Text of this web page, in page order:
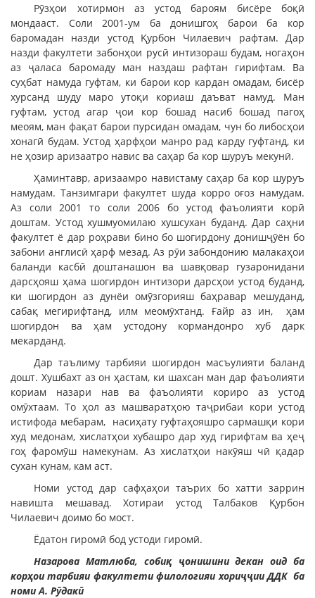
Рӯзҳои хотирмон аз устод бароям бисёре боқӣ
мондааст. Соли 2001-ум ба донишгоҳ барои ба кор
баромадан назди устод Қурбон Чилаевич рафтам. Дар
назди факултети забонҳои русӣ интизораш будам, ногаҳон
аз ҷаласа баромаду ман наздаш рафтан гирифтам. Ва
суҳбат намуда гуфтам, ки барои кор кардан омадам, бисёр
хурсанд шуду маро утоқи кориаш даъват намуд. Ман
гуфтам, устод агар ҷои кор бошад насиб бошад пагоҳ
меоям, ман фақат барои пурсидан омадам, чун бо либосҳои
хонагӣ будам. Устод ҳарфҳои манро рад карду гуфтанд, ки
не ҳозир аризаатро навис ва саҳар ба кор шуруъ мекунӣ.
Ҳаминтавр, аризаамро навистаму саҳар ба кор шуруъ
намудам. Танзимгари факултет шуда корро оғоз намудам.
Аз соли 2001 то соли 2006 бо устод фаъолияти корӣ
доштам. Устод хушмуомилаю хушсухан буданд. Дар саҳни
факултет ё дар роҳрави бино бо шогирдону донишҷӯён бо
забони англисӣ ҳарф мезад. Аз рӯи забондонию малакаҳои
баланди касбӣ доштанашон ва шавқовар гузаронидани
дарсҳояш ҳама шогирдон интизори дарсҳои устод буданд,
ки шогирдон аз дунёи омӯзгорияш баҳравар мешуданд,
сабақ мегирифтанд, илм меомӯхтанд. Ғайр аз ин, ҳам
шогирдон ва ҳам устодону кормандонро хуб дарк
мекарданд.
Дар таълиму тарбияи шогирдон масъулияти баланд
дошт. Хушбахт аз он ҳастам, ки шахсан ман дар фаъолияти
кориам назари нав ва фаъолияти кориро аз устод
омӯхтаам. То ҳол аз машваратҳою таҷрибаи кори устод
истифода мебарам, насиҳату гуфтаҳояшро сармашқи кори
худ медонам, хислатҳои хубашро дар худ гирифтам ва ҳеҷ
гоҳ фаромӯш намекунам. Аз хислатҳои накӯяш чӣ қадар
сухан кунам, кам аст.
Номи устод дар сафҳаҳои таърих бо хатти заррин
навишта мешавад. Хотираи устод Талбаков Қурбон
Чилаевич доимо бо мост.
Ёдатон гиромӣ бод устоди гиромӣ.
Назарова Матлюба, собиқ ҷонишини декан оид ба
корҳои тарбияи факултети филологияи хориҷҷии ДДК ба
номи А. Рӯдакӣ